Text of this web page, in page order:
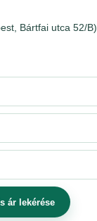
Bártfai utca 52/B)